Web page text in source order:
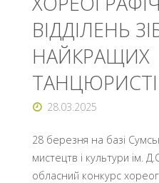
ВІДДІЛЕНЬ
НАЙКРАЩИХ
28.03.2025
28 березня на базі
мистецтв і культури ім.
обласний конкурс